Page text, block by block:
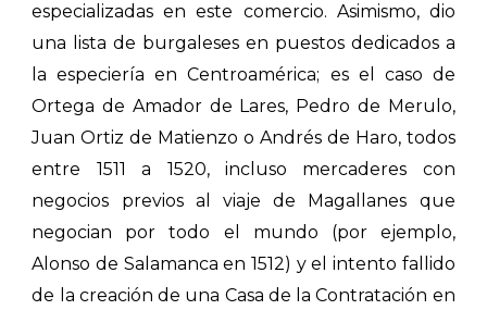
especializadas en este comercio. Asimismo, dio
una lista de burgaleses en puestos dedicados a
la especiería en Centroamérica; es el caso de
Ortega de Amador de Lares, Pedro de Merulo,
Juan Ortiz de Matienzo o Andrés de Haro, todos
entre 1511 a 1520, incluso mercaderes con
negocios previos al viaje de Magallanes que
negocian por todo el mundo (por ejemplo,
Alonso de Salamanca en 1512) y el intento fallido
de la creación de una Casa de la Contratación en